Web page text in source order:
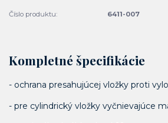
Číslo produktu: 6411-007
Kompletné špecifikácie
- ochrana presahujúcej vložky proti
- pre cylindrický vložky vyčnievajúce